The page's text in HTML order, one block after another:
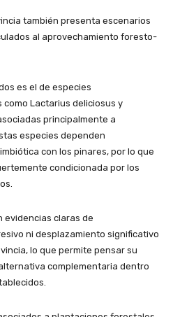
también presenta escenarios
al aprovechamiento foresto-
es el de especies
Lactarius deliciosus y
principalmente a
especies dependen
con los pinares, por lo que
condicionada por los
evidencias claras de
ni desplazamiento significativo
lo que permite pensar su
complementaria dentro